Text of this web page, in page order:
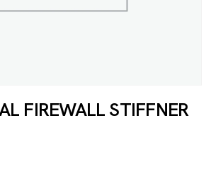
FIREWALL STIFFNER